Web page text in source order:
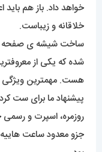
خواهد داد. باز هم
خلاقانه و زیباست.
ساخت شیشه ی صفحه
شده که یکی از
هست. مهمترین
پیشنهاد ما برای ست
روزمره، اسپرت و
جزو معدود ساعت